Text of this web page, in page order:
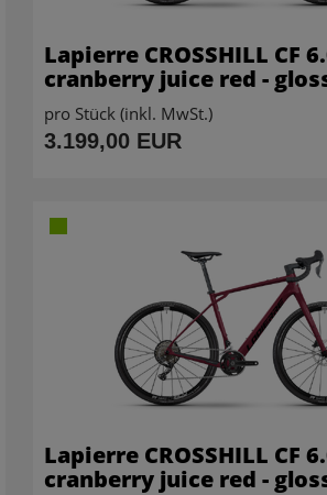
Lapierre CROSSHILL CF
cranberry juice red -
pro Stück (inkl. MwSt.)
3.199,00 EUR
Lapierre CROSSHILL CF
cranberry juice red -